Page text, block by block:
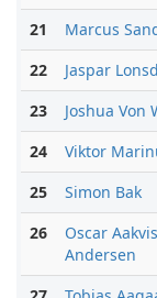
21
Marcus
22
Jaspar
23
Joshua Von
24
Viktor
25
Simon Bak
26
Oscar
Andersen